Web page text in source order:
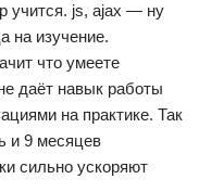
учится. js, ajax — ну
на изучение.
что умеете
даёт навык работы
на практике. Так
и 9 месяцев
сильно ускоряют